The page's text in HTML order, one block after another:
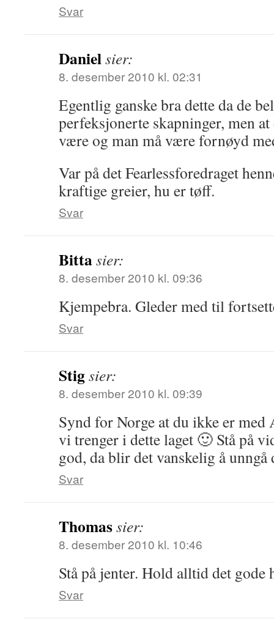
Svar
Danielsier:
8. desember 2010 kl. 02:31
Egentlig ganske bra dette da de
perfeksjonerte skapninger, men
være og man må være fornøyd
Var på det Fearlessforedraget
kraftige greier, hu er tøff.
Svar
Bittasier:
8. desember 2010 kl. 09:36
Kjempebra. Gleder med til
Svar
Stigsier:
8. desember 2010 kl. 09:39
Synd for Norge at du ikke er med
vi trenger i dette laget 🙂 Stå på
god, da blir det vanskelig å
Svar
Thomassier:
8. desember 2010 kl. 10:46
Stå på jenter. Hold alltid det gode
Svar